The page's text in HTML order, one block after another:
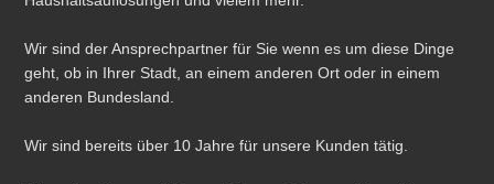
Wir sind der Ansprechpartner für Sie wenn es um diese Dinge
geht, ob in Ihrer Stadt, an einem anderen Ort oder in einem
anderen Bundesland.
Wir sind bereits über 10 Jahre für unsere Kunden tätig.